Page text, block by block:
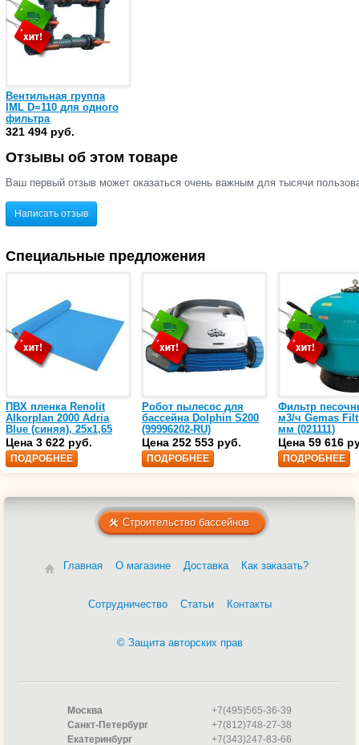
Вентильная группа
IML D=110 для одного
фильтра
321 494 руб.
Отзывы об этом товаре
Ваш первый отзыв может оказаться очень важным для тысячи
Написать отзыв
Специальные предложения
ПВХ пленка Renolit
Alkorplan 2000 Adria
Blue (синяя), 25х1,65
(35216203)
Цена 3 622 руб.
ПОДРОБНЕЕ
Робот пылесос для
бассейна Dolphin S200
(99996202-RU)
Цена 252 553 руб.
ПОДРОБНЕЕ
Фильтр
м3/ч Gemas
мм (021111)
Цена 59 616
ПОДРОБНЕЕ
Строительство бассейнов
Главная О магазине Доставка Как заказать?
Сотрудничество Статьи Контакты
© Защита авторских прав
Москва
+7(495)565-36-39
Санкт-Петербург
+7(812)748-27-38
Екатеринбург
+7(343)247-83-66